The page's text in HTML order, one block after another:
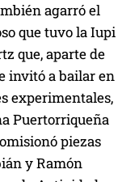
agarró el
que tuvo la Iupi
que, aparte de
invitó a bailar en
experimentales,
Puertorriqueña
piezas
y Ramón